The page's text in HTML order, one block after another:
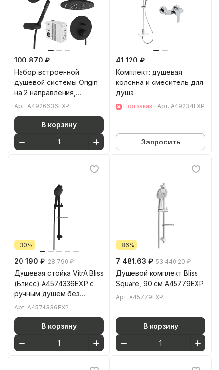
100 870 ₽
Набор встроенной
душевой системы Origin
на 2 направления,
матовый черный
Арт. A4926636EXP
В корзину
41 120 ₽
Комплект: душевая
колонна и смеситель для
душа
Под заказ Арт. A49234EXP
Запросить
-30%
20 190 ₽ 28 790 ₽
Душевая стойка VitrA Bliss
(Блисс) A4574336EXP с
ручным душем без
смесителя с мыльницей
Арт. A4574336EXP
В корзину
-86%
7 481.63 ₽ 53 440.20 ₽
Душевой комплект Bliss
Square, 90 см A45779EXP
Арт. A45779EXP
В корзину